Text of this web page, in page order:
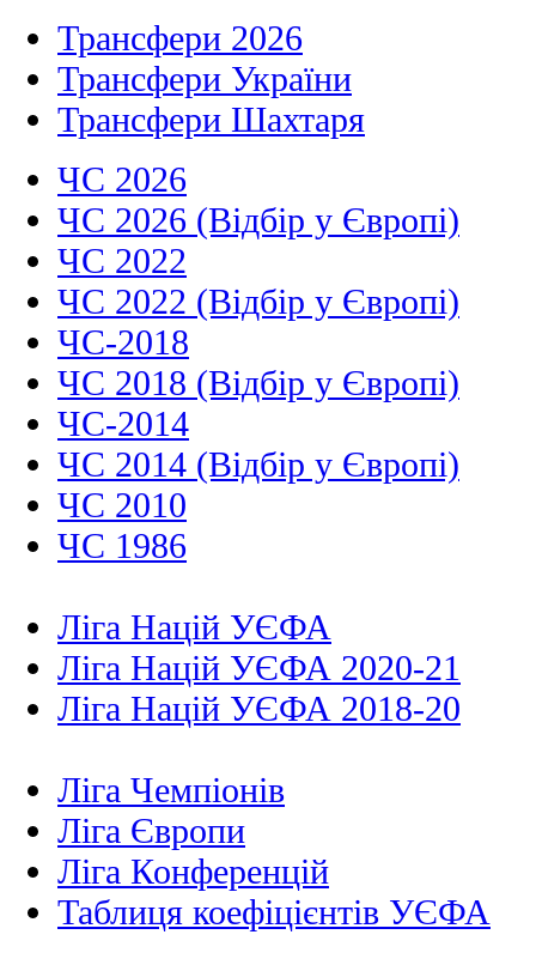
Трансфери 2026
Трансфери України
Трансфери Шахтаря
ЧС 2026
ЧС 2026 (Відбір у Європі)
ЧС 2022
ЧС 2022 (Відбір у Європі)
ЧС-2018
ЧС 2018 (Відбір у Європі)
ЧС-2014
ЧС 2014 (Відбір у Європі)
ЧС 2010
ЧС 1986
Ліга Націй УЄФА
Ліга Націй УЄФА 2020-21
Ліга Націй УЄФА 2018-20
Ліга Чемпіонів
Ліга Європи
Ліга Конференцій
Таблиця коефіцієнтів УЄФА